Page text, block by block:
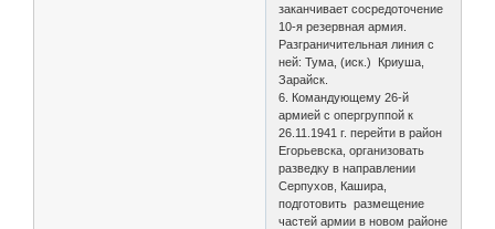
заканчивает сосредоточение
10-я резервная армия.
Разграничительная линия с
ней: Тума, (иск.) Криуша,
Зарайск.
6. Командующему 26-й
армией с опергруппой к
26.11.1941 г. перейти в район
Егорьевска, организовать
разведку в направлении
Серпухов, Кашира,
подготовить размещение
частей армии в новом районе